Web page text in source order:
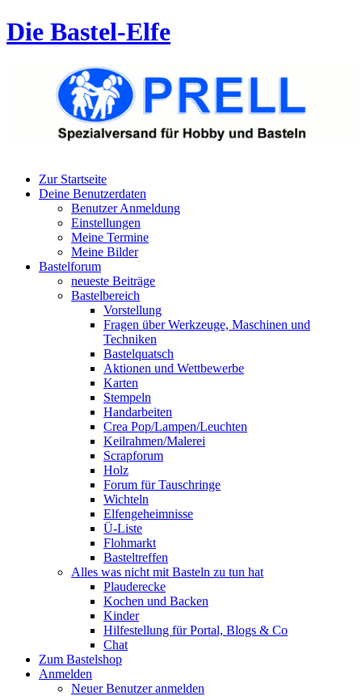
Die Bastel-Elfe
Zur Startseite
Deine Benutzerdaten
Benutzer Anmeldung
Einstellungen
Meine Termine
Meine Bilder
Bastelforum
neueste Beiträge
Bastelbereich
Vorstellung
Fragen über Werkzeuge, Maschinen und
Techniken
Bastelquatsch
Aktionen und Wettbewerbe
Karten
Stempeln
Handarbeiten
Crea Pop/Lampen/Leuchten
Keilrahmen/Malerei
Scrapforum
Holz
Forum für Tauschringe
Wichteln
Elfengeheimnisse
Ü-Liste
Flohmarkt
Basteltreffen
Alles was nicht mit Basteln zu tun hat
Plauderecke
Kochen und Backen
Kinder
Hilfestellung für Portal, Blogs & Co
Chat
Zum Bastelshop
Anmelden
Neuer Benutzer anmelden